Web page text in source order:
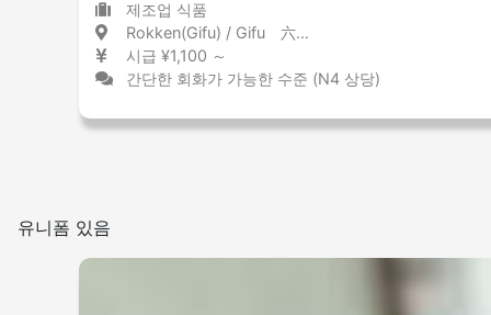
제조업 식품
Rokken(Gifu) / Gifu 六軒(岐阜) / 岐阜県
시급 ¥1,100 ～
간단한 회화가 가능한 수준 (N4 상당)
유니폼 있음